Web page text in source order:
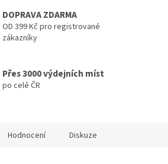
DOPRAVA ZDARMA
OD 399 Kč pro registrované
zákazníky
Přes 3000 výdejních míst
po celé ČR
Hodnocení Diskuze